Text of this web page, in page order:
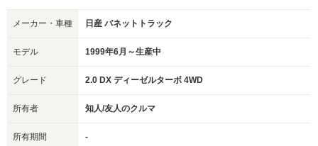
メーカー・車種 日産 バネットトラック
モデル 1999年6月～生産中
グレード 2.0 DX ディーゼルターボ 4WD
所有者 知人/友人のクルマ
所有期間 -